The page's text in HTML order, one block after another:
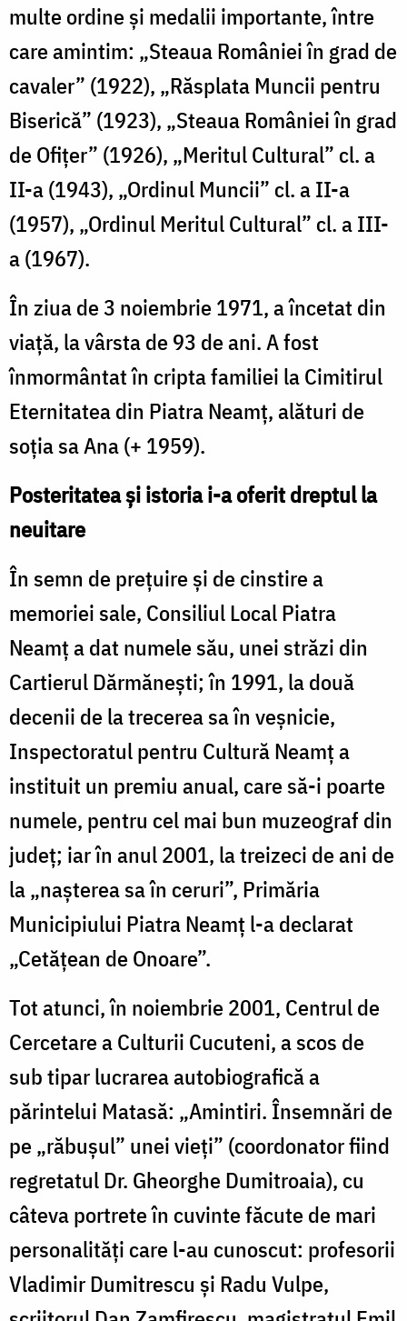
multe ordine și medalii importante, între
care amintim: „Steaua României în grad de
cavaler” (1922), „Răsplata Muncii pentru
Biserică” (1923), „Steaua României în grad
de Ofițer” (1926), „Meritul Cultural” cl. a
II-a (1943), „Ordinul Muncii” cl. a II-a
(1957), „Ordinul Meritul Cultural” cl. a III-
a (1967).
În ziua de 3 noiembrie 1971, a încetat din
viață, la vârsta de 93 de ani. A fost
înmormântat în cripta familiei la Cimitirul
Eternitatea din Piatra Neamț, alături de
soția sa Ana (+ 1959).
Posteritatea și istoria i-a oferit dreptul la
neuitare
În semn de prețuire și de cinstire a
memoriei sale, Consiliul Local Piatra
Neamț a dat numele său, unei străzi din
Cartierul Dărmănești; în 1991, la două
decenii de la trecerea sa în veșnicie,
Inspectoratul pentru Cultură Neamț a
instituit un premiu anual, care să-i poarte
numele, pentru cel mai bun muzeograf din
județ; iar în anul 2001, la treizeci de ani de
la „nașterea sa în ceruri”, Primăria
Municipiului Piatra Neamț l-a declarat
„Cetățean de Onoare”.
Tot atunci, în noiembrie 2001, Centrul de
Cercetare a Culturii Cucuteni, a scos de
sub tipar lucrarea autobiografică a
părintelui Matasă: „Amintiri. Însemnări de
pe „răbușul” unei vieți” (coordonator fiind
regretatul Dr. Gheorghe Dumitroaia), cu
câteva portrete în cuvinte făcute de mari
personalități care l-au cunoscut: profesorii
Vladimir Dumitrescu și Radu Vulpe,